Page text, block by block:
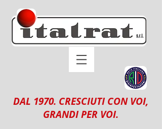
DAL 1970. CRESCIUTI CON VOI,
GRANDI PER VOI.